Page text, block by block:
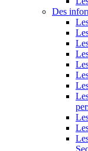
Des